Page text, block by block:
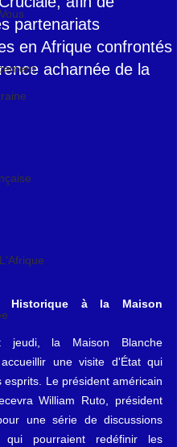
partenariats
en Afrique confrontés
acharnée de la
Historique à la Maison
jeudi, la Maison Blanche
une visite d'État qui
esprits. Le président américain
William Ruto, président
une série de discussions
qui pourraient redéfinir les